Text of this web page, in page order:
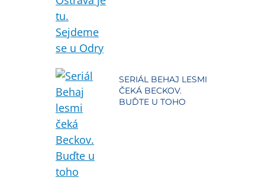
SERIÁL BEHAJ LESMI
ČEKÁ BECKOV.
BUĎTE U TOHO